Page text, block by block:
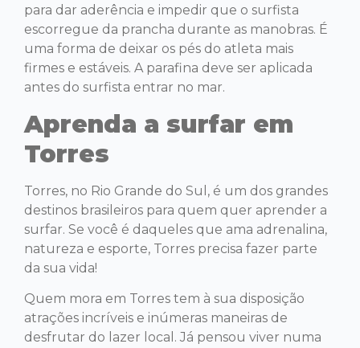
para dar aderência e impedir que o surfista
escorregue da prancha durante as manobras. É
uma forma de deixar os pés do atleta mais
firmes e estáveis. A parafina deve ser aplicada
antes do surfista entrar no mar.
Aprenda a surfar em
Torres
Torres, no Rio Grande do Sul, é um dos grandes
destinos brasileiros para quem quer aprender a
surfar. Se você é daqueles que ama adrenalina,
natureza e esporte, Torres precisa fazer parte
da sua vida!
Quem mora em Torres tem à sua disposição
atrações incríveis e inúmeras maneiras de
desfrutar do lazer local. Já pensou viver numa